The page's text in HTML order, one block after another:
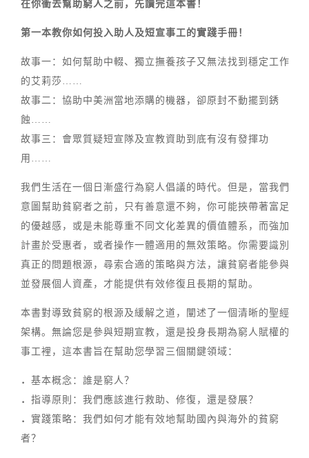
在你衝去幫助窮人之前，先讀完這本書！
第一本教你如何投入助人及短宣事工的實踐手冊！
故事一：如何幫助中輟、獨立撫養孩子又無法找到穩定工作
的艾莉莎……
故事二：協助中美洲當地添購的機器，卻原封不動擺到銹
蝕……
故事三：會眾質疑短宣隊及宣教資助到底有沒有發揮功
用……
我們生活在一個日漸盛行為窮人倡議的時代。但是，當我們
意圖幫助貧窮者之前，只有善意還不夠，你可能挾帶著富足
的優越感，或是未能尊重不同文化差異的價值體系，而強加
計畫於受惠者，或者操作一體適用的無效策略。你需要識別
真正的問題根源，尋索合適的策略與方法，讓貧窮者能參與
並發展個人資產，才能提供有效修復且長期的幫助。
本書對導致貧窮的根源及緩解之道，闡述了一個清晰的聖經
架構。無論您是參與短期宣教，還是投身長期為窮人賦權的
事工裡，這本書旨在幫助您學習三個關鍵領域：
． 基本概念：誰是窮人？
． 指導原則：我們應該進行救助、修復，還是發展？
． 實踐策略：我們如何才能有效地幫助國內與海外的貧窮
者？